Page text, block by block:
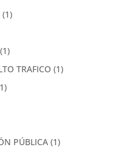
(1)
(1)
TRAFICO (1)
PÚBLICA (1)